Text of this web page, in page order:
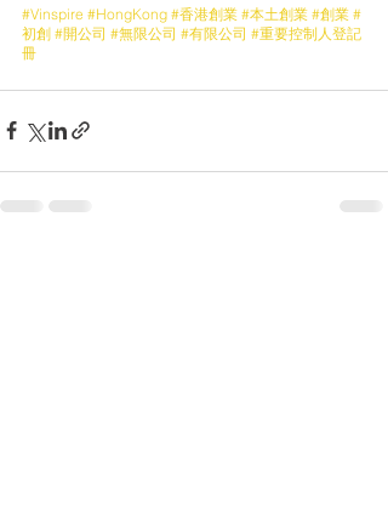
#Vinspire #HongKong #香港創業 #本土創業 #創業 #
初創 #開公司 #無限公司 #有限公司 #重要控制人登記
冊